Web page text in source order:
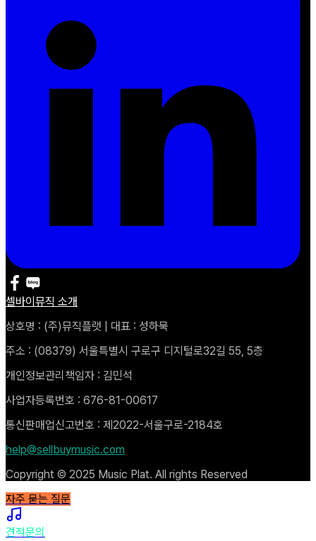
셀바이뮤직 소개
상호명 : (주)뮤직플랫 | 대표 : 성하묵
주소 : (08379) 서울특별시 구로구 디지털로32길 55, 5층
개인정보관리책임자 : 김민석
사업자등록번호 : 676-81-00617
통신판매업신고번호 : 제2022-서울구로-2184호
help@sellbuymusic.com
Copyright © 2025 Music Plat. All rights Reserved
자주 묻는 질문
견적문의